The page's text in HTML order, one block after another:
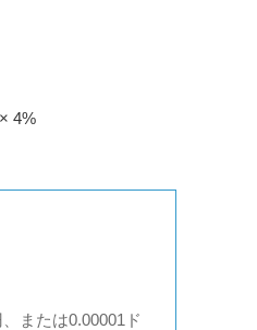
4%
、または0.00001ド